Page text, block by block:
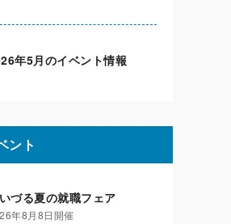
年5月のイベント情報
ント
づる夏の就職フェア
年8月8日開催